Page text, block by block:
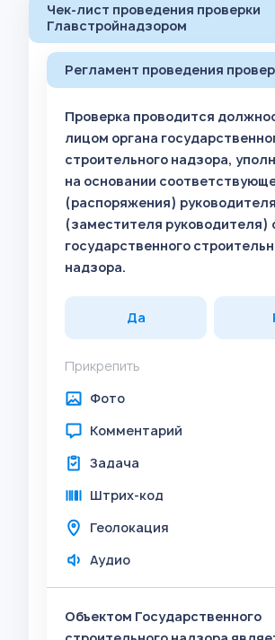
Чек-лист проведения проверки
Главстройнадзором
Регламент проведения
Проверка проводится
лицом органа
строительного надзора,
на основании
(распоряжения) руководителя
(заместителя руководителя)
государственного
надзора.
Да
Прикрепить
Фото
Комментарий
Задача
Штрих-код
Геолокация
Аудио
Объектом Государственного